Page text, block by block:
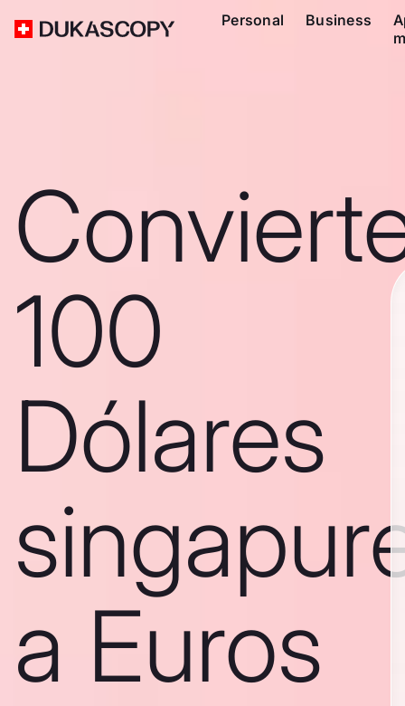
Personal Business
100
Dólares
a Euros